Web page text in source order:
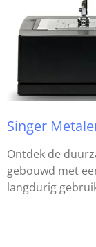
Singer
Ontdek de
gebouwd met
langdurig